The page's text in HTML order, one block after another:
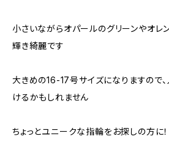
小さいながらオパールのグリーンやオレ
輝き綺麗です
大きめの16-17号サイズになりますので
けるかもしれません
ちょっとユニークな指輪をお探しの方に！